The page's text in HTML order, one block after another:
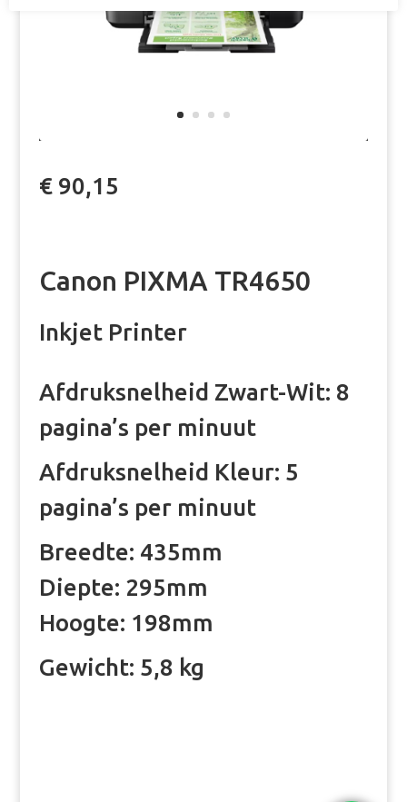
€ 90,15
Canon PIXMA TR4650
Inkjet Printer
Afdruksnelheid Zwart-Wit: 8
pagina’s per minuut
Afdruksnelheid Kleur: 5
pagina’s per minuut
Breedte: 435mm
Diepte: 295mm
Hoogte: 198mm
Gewicht: 5,8 kg